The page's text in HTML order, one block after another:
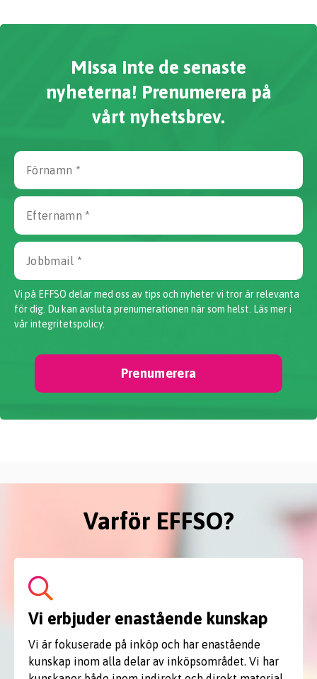
Missa inte de senaste
nyheterna! Prenumerera på
vårt nyhetsbrev.
Vi på EFFSO delar med oss av tips och nyheter vi tror är relevanta
för dig. Du kan avsluta prenumerationen när som helst. Läs mer i
vårintegritetspolicy.
Prenumerera
Varför EFFSO?
Vi erbjuder enastående kunskap
Vi är fokuserade på inköp och har enastående
kunskap inom alla delar av inköpsområdet. Vi har